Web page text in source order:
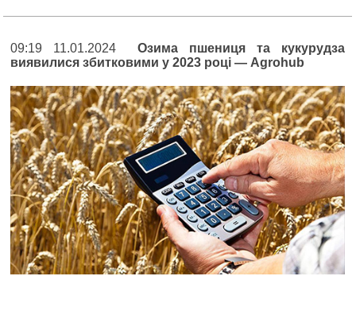
09:19 11.01.2024Озима пшениця та кукурудза
виявилися збитковими у 2023 році — Agrohub